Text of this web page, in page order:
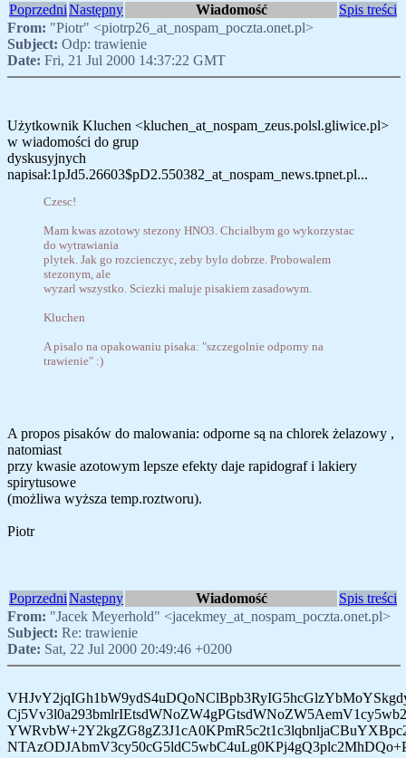
PoprzedniNastępny Wiadomość
Spis treści
From: "Piotr" <piotrp26_at_nospam_poczta.onet.pl>
Subject: Odp: trawienie
Date: Fri, 21 Jul 2000 14:37:22 GMT
Użytkownik Kluchen <kluchen_at_nospam_zeus.polsl.gliwice.pl>
w wiadomości do grup
dyskusyjnych
napisał:1pJd5.26603$pD2.550382_at_nospam_news.tpnet.pl...
Czesc!
Mam kwas azotowy stezony HNO3. Chcialbym go wykorzystac
do wytrawiania
plytek. Jak go rozcienczyc, zeby bylo dobrze. Probowalem
stezonym, ale
wyzarl wszystko. Sciezki maluje pisakiem zasadowym.
Kluchen
A pisalo na opakowaniu pisaka: "szczegolnie odporny na
trawienie" :)
A propos pisaków do malowania: odporne są na chlorek żelazowy ,
natomiast
przy kwasie azotowym lepsze efekty daje rapidograf i lakiery
spirytusowe
(możliwa wyższa temp.roztworu).
Piotr
PoprzedniNastępny Wiadomość
Spis treści
From: "Jacek Meyerhold" <jacekmey_at_nospam_poczta.onet.pl>
Subject: Re: trawienie
Date: Sat, 22 Jul 2000 20:49:46 +0200